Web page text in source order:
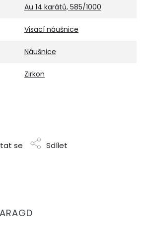
Au 14 karátů, 585/1000
Visací náušnice
Náušnice
Zirkon
se Sdílet